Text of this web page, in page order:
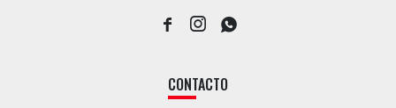
CONTACTO
  